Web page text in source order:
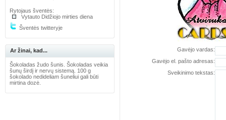
Rytojaus šventės:
Vytauto Didžiojo mirties diena
Šventės twitteryje
Ar žinai, kad...
Šokoladas žudo šunis. Šokoladas veikia
šunų širdį ir nervų sistemą. 100 g
šokolado nedideliam šuneliui gali būti
mirtina dozė.
Gavėjo vardas:
Gavėjo el. pašto adresas:
Sveikinimo tekstas: